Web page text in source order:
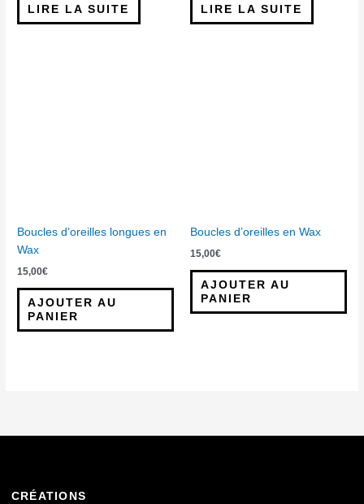
LIRE LA SUITE LIRE LA SUITE
Boucles d’oreilles longues en
Wax
15,00€
AJOUTER AU
PANIER
Boucles d’oreilles en Wax
15,00€
AJOUTER AU
PANIER
CRÉATIONS